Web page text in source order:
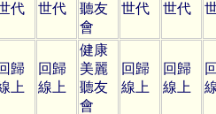
代
世代
聽友
會
世代
世代
歸
上
回歸
線上
健康
美麗
聽友
會
回歸
線上
回歸
線上